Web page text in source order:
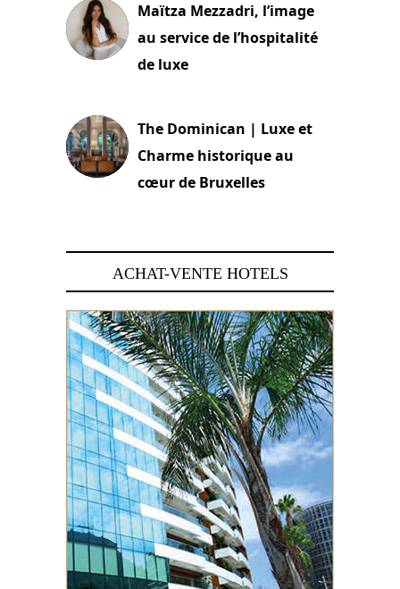
Maïtza Mezzadri, l’image
au service de l’hospitalité
de luxe
The Dominican | Luxe et
Charme historique au
cœur de Bruxelles
ACHAT-VENTE HOTELS